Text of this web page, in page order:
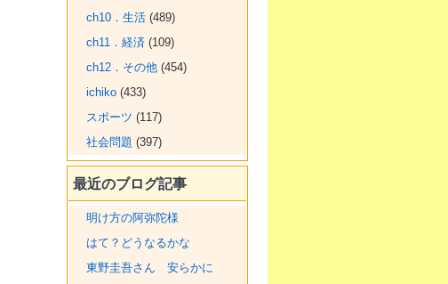
ch10．生活(489)
ch11．経済 (109)
ch12．その他(454)
ichiko(433)
スポーツ (117)
社会問題 (397)
最近のブログ記事
明け方の阿弥陀様
はて？どうなるかな
東野圭吾さん 安らかに